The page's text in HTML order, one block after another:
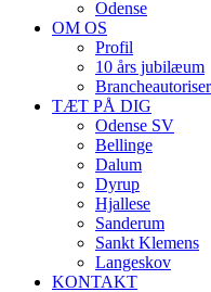
Odense
OM OS
Profil
10 års jubilæum
TÆT PÅ DIG
Odense SV
Bellinge
Dalum
Dyrup
Hjallese
Sanderum
Sankt Klemens
Langeskov
KONTAKT